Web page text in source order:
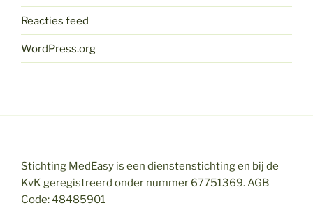
Reacties feed
WordPress.org
Stichting MedEasy is een dienstenstichting en bij de
KvK geregistreerd onder nummer 67751369. AGB
Code: 48485901